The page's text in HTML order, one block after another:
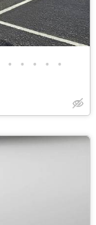
• • • • •